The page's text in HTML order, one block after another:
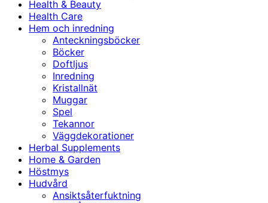
Health & Beauty
Health Care
Hem och inredning
Anteckningsböcker
Böcker
Doftljus
Inredning
Kristallnät
Muggar
Spel
Tekannor
Väggdekorationer
Herbal Supplements
Home & Garden
Höstmys
Hudvård
Ansiktsåterfuktning